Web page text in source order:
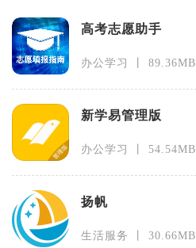
高考志愿助手
办公学习 丨 89.36MB
新学易管理版
办公学习 丨 54.54MB
扬帆
生活服务 丨 30.66MB